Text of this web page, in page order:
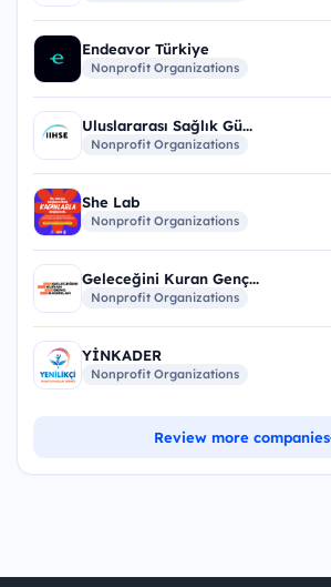
Endeavor Türkiye
Nonprofit Organizations
Uluslararası Sağlık Gü...
Nonprofit Organizations
She Lab
Nonprofit Organizations
Geleceğini Kuran Genç...
Nonprofit Organizations
YİNKADER
Nonprofit Organizations
Review more companies